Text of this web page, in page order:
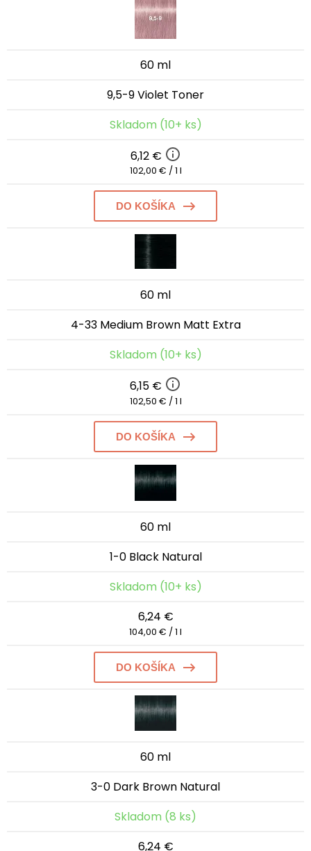
60 ml
9,5-9 Violet Toner
Skladom (10+ ks)
6,12 €
102,00 € / 1 l
DO KOŠÍKA
60 ml
4-33 Medium Brown Matt Extra
Skladom (10+ ks)
6,15 €
102,50 € / 1 l
DO KOŠÍKA
60 ml
1-0 Black Natural
Skladom (10+ ks)
6,24 €
104,00 € / 1 l
DO KOŠÍKA
60 ml
3-0 Dark Brown Natural
Skladom (8 ks)
6,24 €